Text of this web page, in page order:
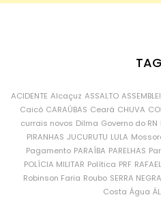
ACIDENTE Alcaçuz ASSALTO
Caicó CARAÚBAS Ceará CHUVA
currais novos Dilma Governo do RN
PIRANHAS JUCURUTU LULA
Pagamento PARAÍBA PARELHAS
POLÍCIA MILITAR Política PRF
Robinson Faria Roubo SERRA
Costa Água